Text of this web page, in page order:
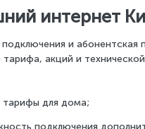
интернет
и абонентская
тарифа, акций и
тарифы для дома;
подключения